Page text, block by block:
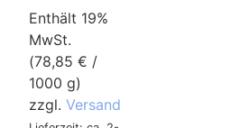
Enthält 19%
MwSt.
(78,85 € /
1000 g)
zzgl. Versand